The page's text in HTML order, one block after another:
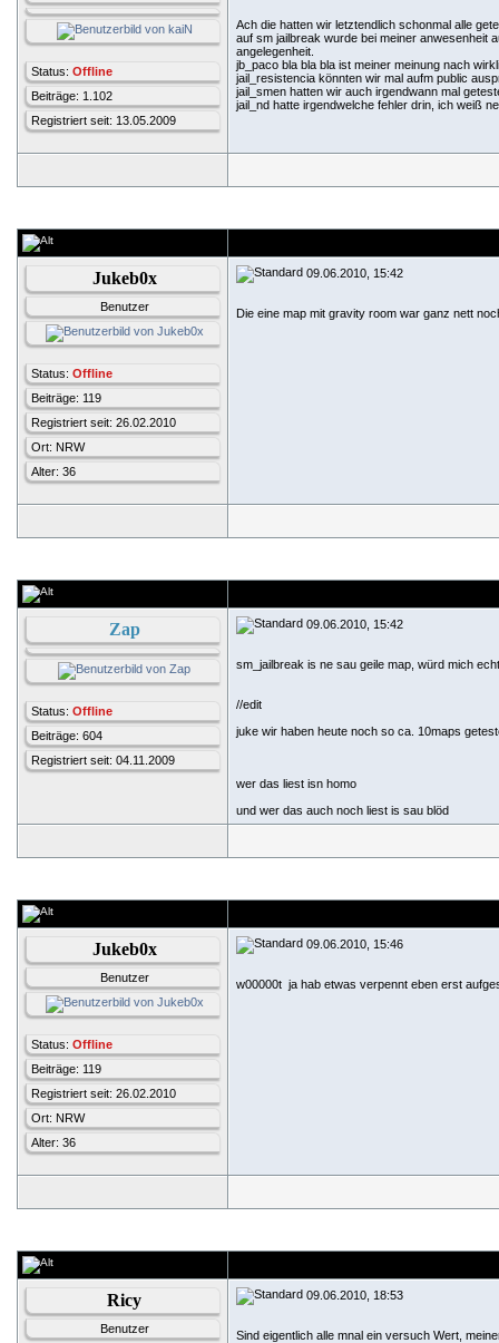
Status: Offline
Beiträge: 1.102
Registriert seit: 13.05.2009
Ach die hatten wir letztendlich schonmal alle
auf sm jailbreak wurde bei meiner anwesenheit
angelegenheit.
jb_paco bla bla bla ist meiner meinung nach
jail_resistencia könnten wir mal aufm public
jail_smen hatten wir auch irgendwann mal
jail_nd hatte irgendwelche fehler drin, ich weiß
Jukeb0x
Benutzer
Status: Offline
Beiträge: 119
Registriert seit: 26.02.2010
Ort: NRW
Alter: 36
09.06.2010, 15:42
Die eine map mit gravity room war ganz nett
Zap
Status: Offline
Beiträge: 604
Registriert seit: 04.11.2009
09.06.2010, 15:42
sm_jailbreak is ne sau geile map, würd mich
//edit
juke wir haben heute noch so ca. 10maps
wer das liest isn homo
und wer das auch noch liest is sau blöd
Jukeb0x
Benutzer
Status: Offline
Beiträge: 119
Registriert seit: 26.02.2010
Ort: NRW
Alter: 36
09.06.2010, 15:46
w00000t ja hab etwas verpennt eben erst
Ricy
Benutzer
09.06.2010, 18:53
Sind eigentlich alle mnal ein versuch Wert,